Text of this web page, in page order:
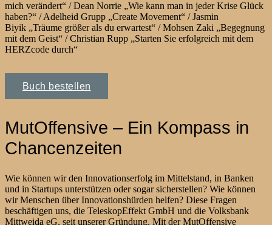
mich verändert“ /Dean Norrie „Wie kann man in jeder Krise Glück
haben?“ /Adelheid Grupp „Create Movement“ /Jasmin
Biyik „Träume größer als du erwartest“ /Mohsen Zaki „Begegnung
mit dem Geist“ /Christian Rupp „Starten Sie erfolgreich mit dem
HERZcode durch“
Buch bestellen
MutOffensive – Ein Kompass in
Chancenzeiten
Wie können wir den Innovationserfolg im Mittelstand, in Banken
und in Startups unterstützen oder sogar sicherstellen? Wie können
wir Menschen über Innovationshürden helfen? Diese Fragen
beschäftigen uns, die TeleskopEffekt GmbH und die Volksbank
Mittweida eG, seit unserer Gründung. Mit der MutOffensive